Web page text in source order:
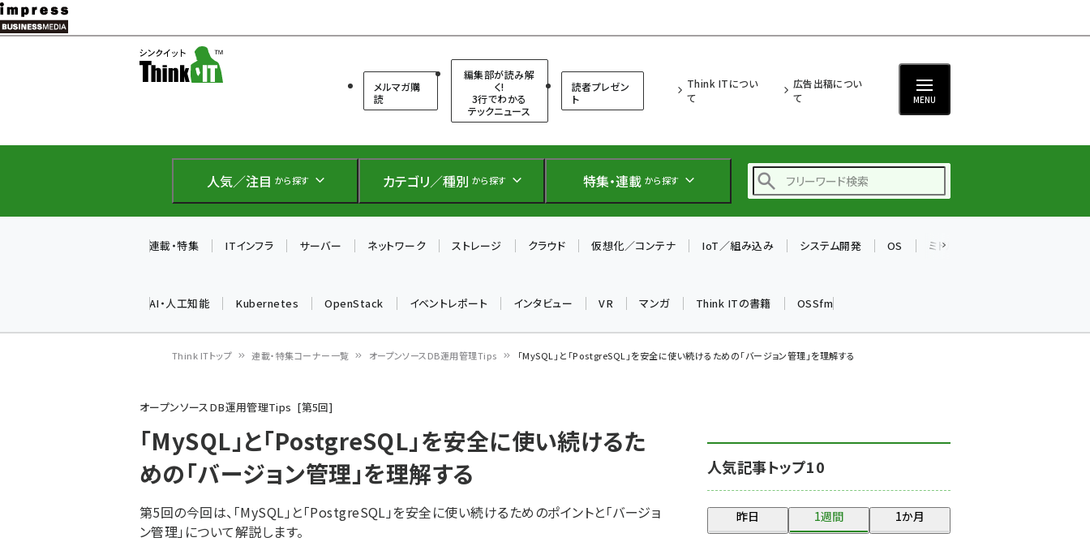
メ
イ
テ
に
メルマガ購
読
編集部が読み解
く!
3行でわかる
テックニュース
読者プレゼン
ト
Think ITについ
て
広告出稿につい
て
MENU
人気／注目 から探す カテゴリ／種別 から探す 特集・連載 から探す
仲間と築いた勝利の絆～
iot女子会 (2279)
drupal (1955)
genai (1483)
abc123 (1358)
連載・特集 ITインフラ サーバー ネットワーク ストレージ クラウド 仮想化／コンテナ IoT／組み込み システム開発 OS ミドルウェア
AI・人工知能 Kubernetes OpenStack イベントレポート インタビュー VR マンガ Think ITの書籍 OSSfm
ン
く
ず
Think ITトップ 連載・特集コーナー一覧 オープンソースDB運用管理Tips 「MySQL」と「PostgreSQL」を安全に使い続けるための「バージョン管理」を理解する
オープンソースDB運用管理Tips 第5回
「MySQL」と「PostgreSQL」を安全に使い続けるた
めの「バージョン管理」を理解する
第5回の今回は、「MySQL」と「PostgreSQL」を安全に使い続けるためのポイントと「バージョ
ン管理」について解説します。
人気記事トップ10
昨日 1週間 1か月